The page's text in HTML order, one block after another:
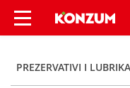
Durex
PREZERVATIVI I